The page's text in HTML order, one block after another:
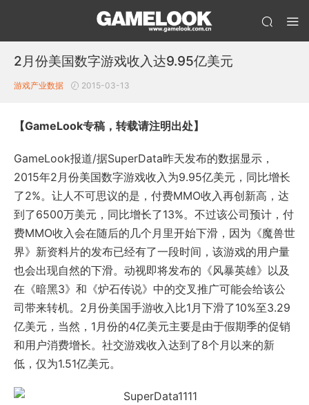
2月份美国数字游戏收入达9.95亿美元
游戏产业数据 2015-03-13
【GameLook专稿，转载请注明出处】
GameLook报道/据SuperData昨天发布的数据显示，
2015年2月份美国数字游戏收入为9.95亿美元，同比增长
了2%。让人不可思议的是，付费MMO收入再创新高，达
到了6500万美元，同比增长了13%。不过该公司预计，付
费MMO收入会在随后的几个月里开始下滑，因为《魔兽世
界》新资料片的发布已经有了一段时间，该游戏的用户量
也会出现自然的下滑。动视即将发布的《风暴英雄》以及
在《暗黑3》和《炉石传说》中的交叉推广可能会给该公
司带来转机。2月份美国手游收入比1月下滑了10%至3.29
亿美元，当然，1月份的4亿美元主要是由于假期季的促销
和用户消费增长。社交游戏收入达到了8个月以来的新
低，仅为1.51亿美元。